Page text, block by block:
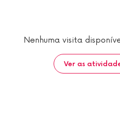
Nenhuma visita
Ver as